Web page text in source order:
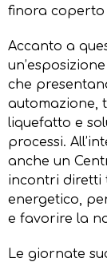
finora coperto
Accanto a
che
automazione,
liquefatto e
processi.
anche un
incontri diretti
energetico,
e favorire la
Le giornate